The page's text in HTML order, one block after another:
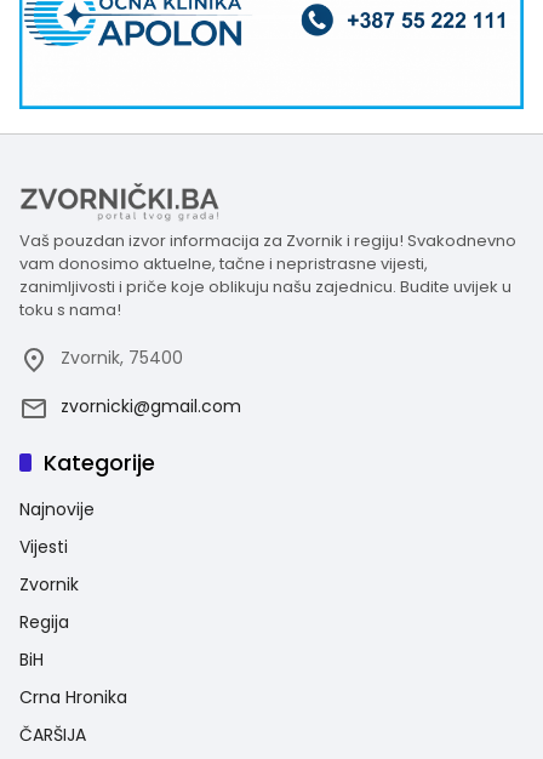
Vaš pouzdan izvor informacija za Zvornik i regiju! Svakodnevno
vam donosimo aktuelne, tačne i nepristrasne vijesti,
zanimljivosti i priče koje oblikuju našu zajednicu. Budite uvijek u
toku s nama!
Zvornik, 75400
zvornicki@gmail.com
Kategorije
Najnovije
Vijesti
Zvornik
Regija
BiH
Crna Hronika
ČARŠIJA